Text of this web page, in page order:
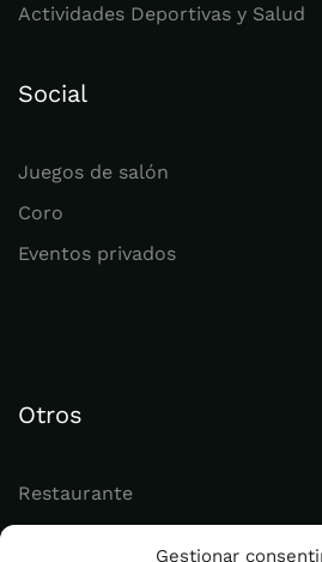
Gestionar
Actividades Deportivas y Salud
Social
Juegos de salón
Coro
Eventos privados
Otros
Restaurante